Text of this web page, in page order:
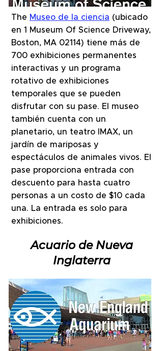
The Museo de la ciencia (ubicado
en 1 Museum Of Science Driveway,
Boston, MA 02114) tiene más de
700 exhibiciones permanentes
interactivas y un programa
rotativo de exhibiciones
temporales que se pueden
disfrutar con su pase. El museo
también cuenta con un
planetario, un teatro IMAX, un
jardín de mariposas y
espectáculos de animales vivos. El
pase proporciona entrada con
descuento para hasta cuatro
personas a un costo de $10 cada
una. La entrada es solo para
exhibiciones.
Acuario de Nueva
Inglaterra